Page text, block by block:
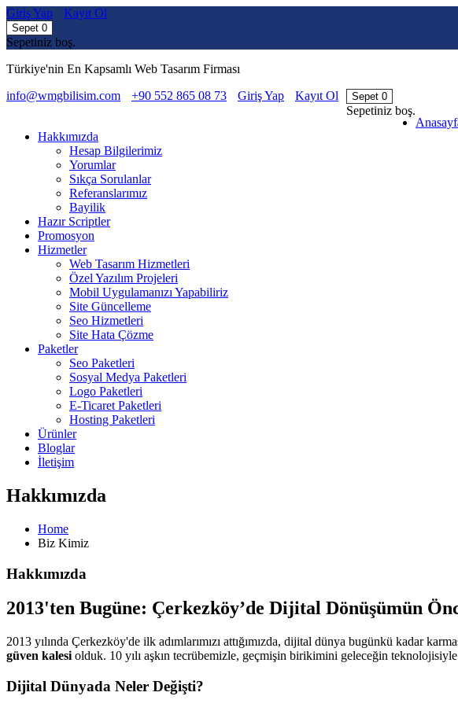
Giriş Yap Kayıt Ol
Sepet 0
Sepetiniz boş.
Türkiye'nin En Kapsamlı Web Tasarım Firması
info@wmgbilisim.com
+90 552 865 08 73 Giriş Yap Kayıt Ol Sepet 0
Sepetiniz boş.
Hakkımızda
Hesap Bilgilerimiz
Yorumlar
Sıkça Sorulanlar
Referanslarımız
Bayilik
Hazır Scriptler
Promosyon
Hizmetler
Web Tasarım Hizmetleri
Özel Yazılım Projeleri
Mobil Uygulamanızı Yapabiliriz
Site Güncelleme
Seo Hizmetleri
Site Hata Çözme
Paketler
Seo Paketleri
Sosyal Medya Paketleri
Logo Paketleri
E-Ticaret Paketleri
Hosting Paketleri
Ürünler
Bloglar
İletişim
Hakkımızda
Home
Biz Kimiz
Hakkımızda
2013'ten Bugüne: Çerkezköy’de Dijital Dönüşümün
2013 yılında Çerkezköy'de ilk adımlarımızı attığımızda, dijital dünya bugünkü kadar
güven kalesi olduk. 10 yılı aşkın tecrübemizle, geçmişin birikimini geleceğin
Dijital Dünyada Neler Değişti?